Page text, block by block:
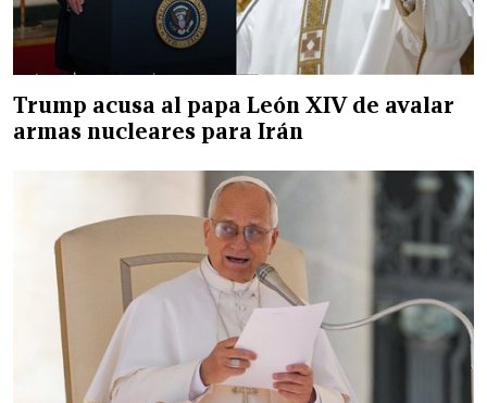
Trump acusa al papa León XIV de avalar
armas nucleares para Irán